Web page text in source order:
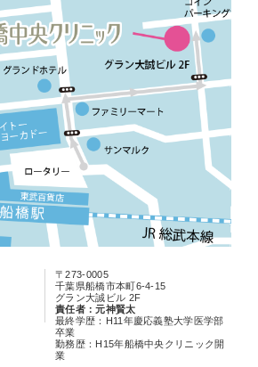
〒273-0005
千葉県船橋市本町6-4-15
グラン大誠ビル 2F
責任者：元神賢太
最終学歴：H11年慶応義塾大学医学部
卒業
勤務歴：H15年船橋中央クリニック開
業